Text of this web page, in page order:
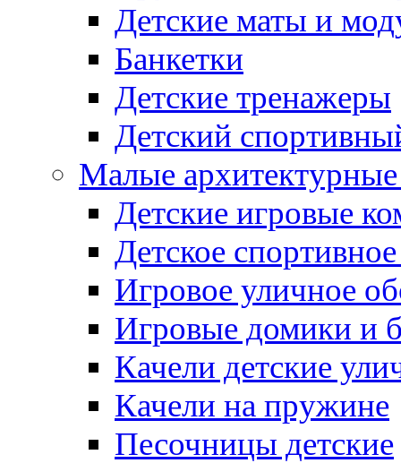
Детские маты и
Банкетки
Детские тренажеры
Детский
Малые
Детские игровые
Детское
Игровое уличное
Игровые домики и
Качели детские
Качели на пружине
Песочницы детские